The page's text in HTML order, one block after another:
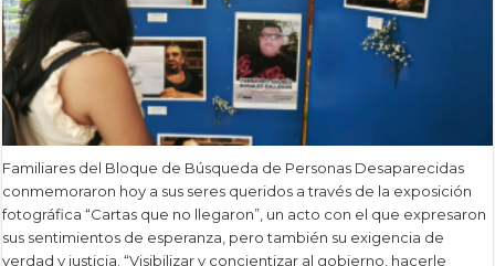
Familiares del Bloque de Búsqueda de Personas Desaparecidas
conmemoraron hoy a sus seres queridos a través de la exposición
fotográfica “Cartas que no llegaron”, un acto con el que expresaron
sus sentimientos de esperanza, pero también su exigencia de
verdad y justicia. “Visibilizar y concientizar al gobierno, hacerle